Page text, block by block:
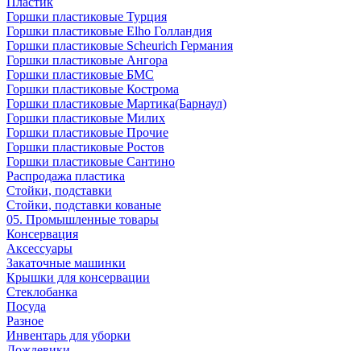
Горшки пластиковые Турция
Горшки пластиковые Elho Голландия
Горшки пластиковые Scheuriсh Германия
Горшки пластиковые Ангора
Горшки пластиковые БМС
Горшки пластиковые Кострома
Горшки пластиковые Мартика(Барнаул)
Горшки пластиковые Милих
Горшки пластиковые Прочие
Горшки пластиковые Ростов
Горшки пластиковые Сантино
Распродажа пластика
Стойки, подставки
Стойки, подставки кованые
05. Промышленные товары
Консервация
Аксессуары
Закаточные машинки
Крышки для консервации
Стеклобанка
Посуда
Разное
Инвентарь для уборки